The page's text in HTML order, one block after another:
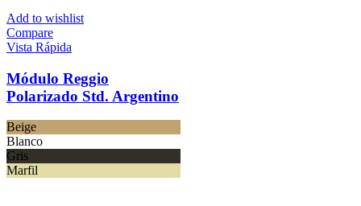
Add to wishlist
Compare
Vista Rápida
Módulo Reggio
Polarizado Std. Argentino
Beige
Blanco
Gris
Marfil